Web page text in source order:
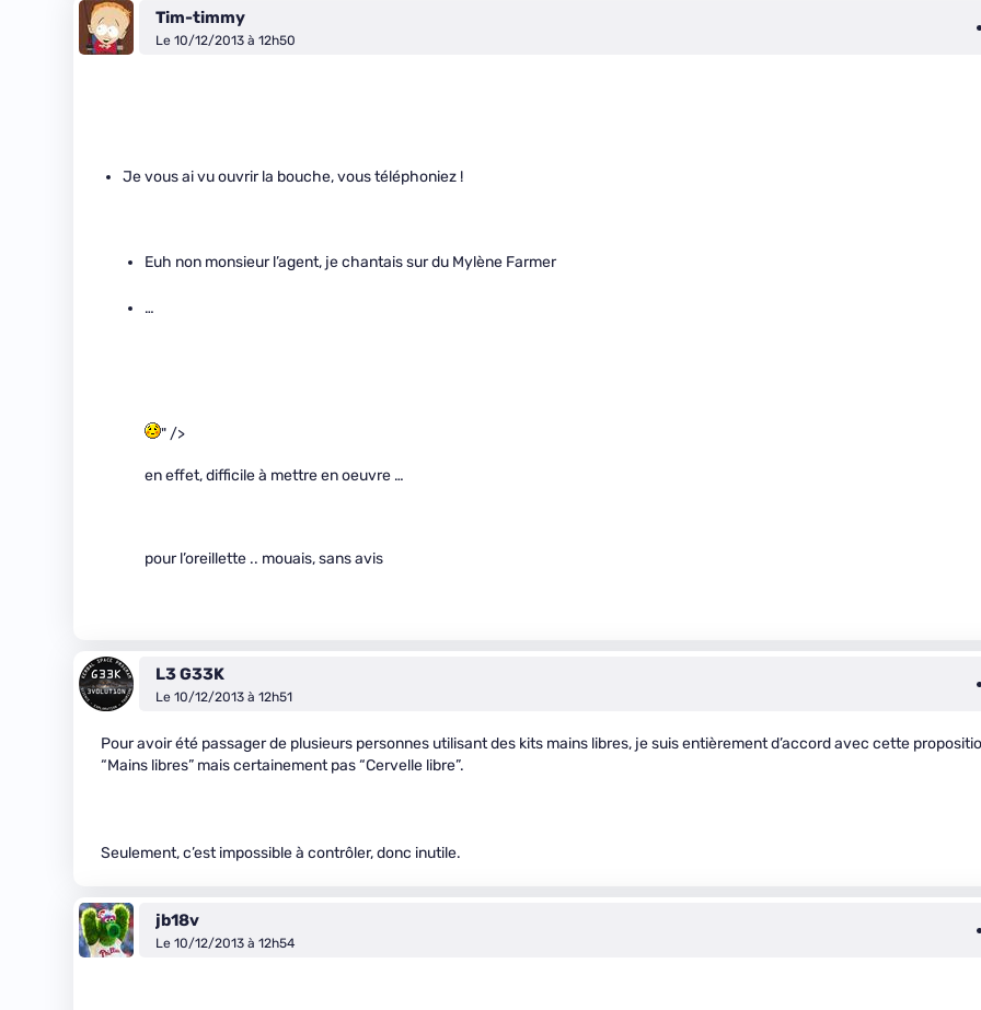
Tim-timmy
Le 10/12/2013 à 12h50
Je vous ai vu ouvrir la bouche, vous téléphoniez !
Euh non monsieur l’agent, je chantais sur du Mylène Farmer
…
" />
en effet, difficile à mettre en oeuvre …
pour l’oreillette .. mouais, sans avis
L3 G33K
Le 10/12/2013 à 12h51
Pour avoir été passager de plusieurs personnes utilisant des kits mains libres, je suis entièrement d’accord avec cette
“Mains libres” mais certainement pas “Cervelle libre”.
Seulement, c’est impossible à contrôler, donc inutile.
jb18v
Le 10/12/2013 à 12h54